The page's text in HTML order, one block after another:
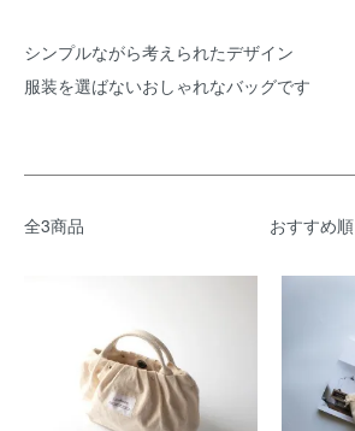
シンプルながら考えられたデザイン
服装を選ばないおしゃれなバッグです
全3商品 おすすめ順